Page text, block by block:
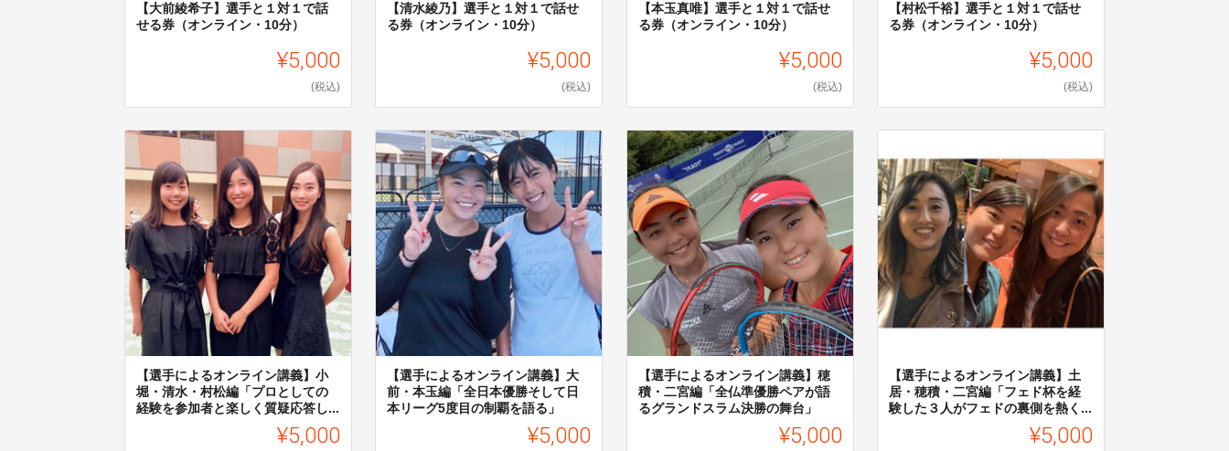
【大前綾希子】選手と１対１で話
せる券（オンライン・10分）
¥5,000
(税込)
【清水綾乃】選手と１対１で話せ
る券（オンライン・10分）
¥5,000
(税込)
【本玉真唯】選手と１対１で話せ
る券（オンライン・10分）
¥5,000
(税込)
【村松千裕】選手と１対１で話せ
る券（オンライン・10分）
¥5,000
(税込)
【選手によるオンライン講義】小
堀・清水・村松編「プロとしての
経験を参加者と楽しく質疑応答し...
¥5,000
【選手によるオンライン講義】大
前・本玉編「全日本優勝そして日
本リーグ5度目の制覇を語る」
¥5,000
【選手によるオンライン講義】穂
積・二宮編「全仏準優勝ペアが語
るグランドスラム決勝の舞台」
¥5,000
【選手によるオンライン講義】土
居・穂積・二宮編「フェド杯を経
験した３人がフェドの裏側を熱く...
¥5,000